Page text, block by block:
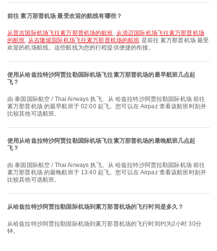
前往 素万那普机场 最受欢迎的航线有哪些？
从普吉国际机场飞往素万那普机场的航班, 从清迈国际机场飞往素万那普机场
的航班, 从吉隆坡国际机场飞往素万那普机场的航班 是前往 素万那普机场 最受
欢迎的机场航线。这些航线为您的行程提供便捷的衔接。
使用从哈兹拉特沙阿贾拉勒国际机场飞往素万那普机场的最早航班几点起
飞？
由 泰国国际航空 / Thai Airways 执飞、从 哈兹拉特沙阿贾拉勒国际机场 前往
素万那普机场 的最早航班于 02:00 起飞。您可以在 Airpaz 查看该航班时刻并
比较其他可选航班。
使用从哈兹拉特沙阿贾拉勒国际机场飞往素万那普机场的最晚航班几点起
飞？
由 泰国国际航空 / Thai Airways 执飞、从 哈兹拉特沙阿贾拉勒国际机场 前往
素万那普机场 的最晚航班于 13:40 起飞。您可以在 Airpaz 查看该航班时刻并
比较其他可选航班。
从哈兹拉特沙阿贾拉勒国际机场到素万那普机场的飞行时间是多久？
从哈兹拉特沙阿贾拉勒国际机场到素万那普机场的飞行时间约为2小时 30分
钟。